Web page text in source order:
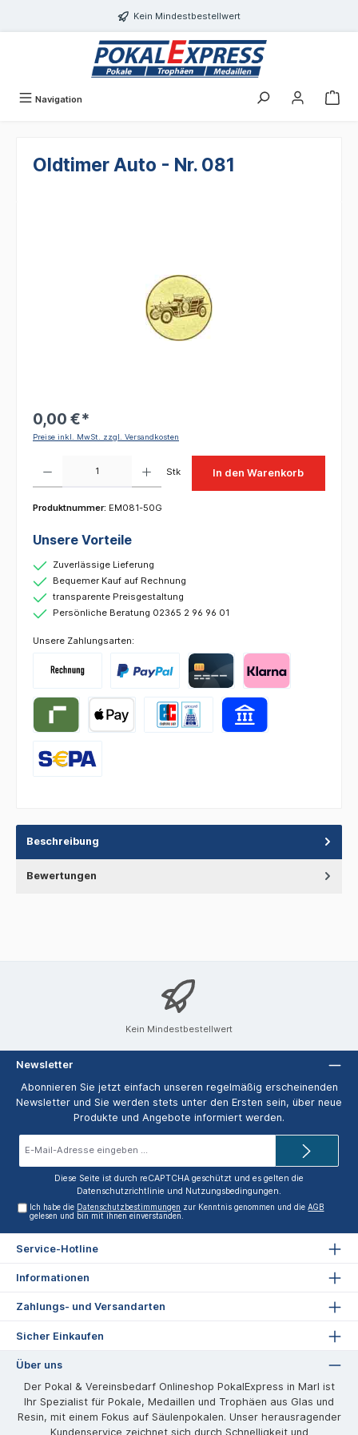
Kein Mindestbestellwert
Navigation
Oldtimer Auto - Nr. 081
0,00 €*
Preise inkl. MwSt. zzgl. Versandkosten
Stk In den Warenkorb
Produktnummer: EM081-50G
Unsere Vorteile
Zuverlässige Lieferung
Bequemer Kauf auf Rechnung
transparente Preisgestaltung
Persönliche Beratung 02365 2 96 96 01
Unsere Zahlungsarten:
Beschreibung
Bewertungen
Kein Mindestbestellwert
Newsletter
Abonnieren Sie jetzt einfach unseren regelmäßig erscheinenden
Newsletter und Sie werden stets unter den Ersten sein, über neue
Produkte und Angebote informiert werden.
Diese Seite ist durch reCAPTCHA geschützt und es gelten die
Datenschutzrichtlinie und Nutzungsbedingungen.
Ich habe die Datenschutzbestimmungen zur Kenntnis genommen und dieAGB
gelesen und bin mit ihnen einverstanden.
Service-Hotline
Informationen
Zahlungs- und Versandarten
Sicher Einkaufen
Über uns
Der Pokal & Vereinsbedarf Onlineshop PokalExpress in Marl ist
Ihr Spezialist für Pokale, Medaillen und Trophäen aus Glas und
Resin, mit einem Fokus auf Säulenpokalen. Unser herausragender
Kundenservice zeichnet sich durch Schnelligkeit und